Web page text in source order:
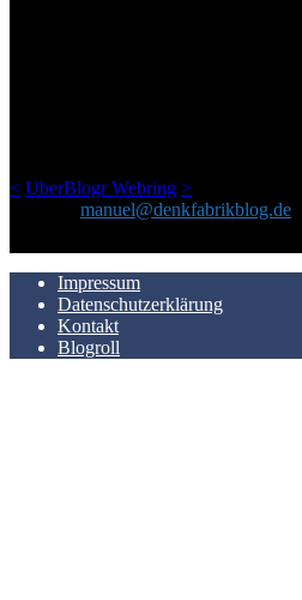
< UberBlogr Webring >
manuel@denkfabrikblog.de
Impressum
Datenschutzerklärung
Kontakt
Blogroll